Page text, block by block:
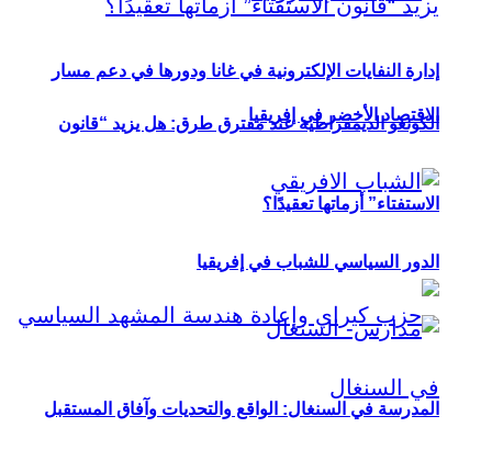
الكونغو الديمقراطية عند مفترق طرق: هل يزيد “قانون
الاستفتاء” أزماتها تعقيدًا؟
إدارة النفايات الإلكترونية في غانا ودورها في دعم مسار
الاقتصاد الأخضر في إفريقيا
الدور السياسي للشباب في إفريقيا
المدرسة في السنغال: الواقع والتحديات وآفاق المستقبل